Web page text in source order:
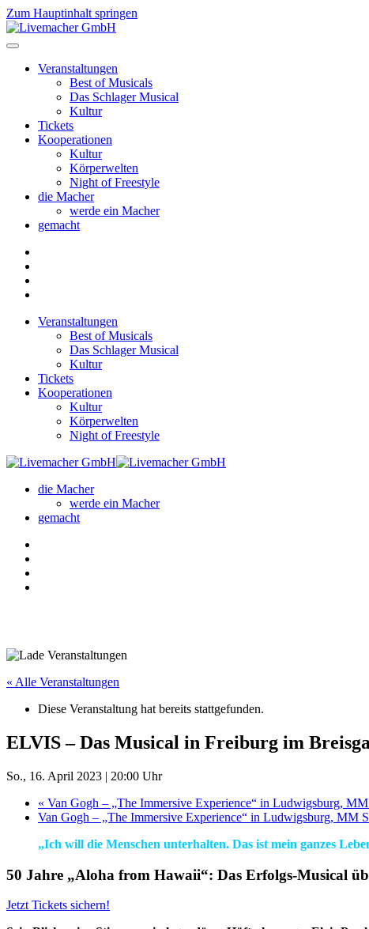
Zum Hauptinhalt springen
Veranstaltungen
Best of Musicals
Das Schlager Musical
Kultur
Tickets
Kooperationen
Kultur
Körperwelten
Night of Freestyle
die Macher
werde ein Macher
gemacht
Veranstaltungen
Best of Musicals
Das Schlager Musical
Kultur
Tickets
Kooperationen
Kultur
Körperwelten
Night of Freestyle
die Macher
werde ein Macher
gemacht
« Alle Veranstaltungen
Diese Veranstaltung hat bereits stattgefunden.
ELVIS – Das Musical in Freiburg im
So., 16. April 2023 | 20:00 Uhr
« Van Gogh – „The Immersive Experience“ in Ludwigsburg,
Van Gogh – „The Immersive Experience“ in Ludwigsburg, MM
„Ich will die Menschen unterhalten. Das ist mein ganzes
50 Jahre „Aloha from Hawaii“: Das Erfolgs-Musical
Jetzt Tickets sichern!